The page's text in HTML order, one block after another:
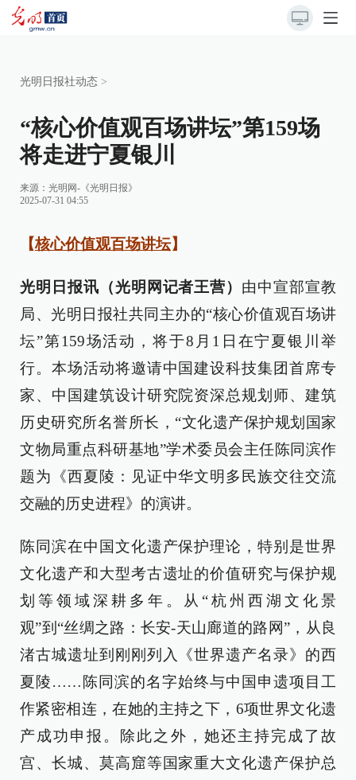
光明日报社动态 >
“核心价值观百场讲坛”第159场
将走进宁夏银川
来源： 光明网-《光明日报》
2025-07-31 04:55
【核心价值观百场讲坛】
光明日报讯（光明网记者王营） 由中宣部宣教
局、光明日报社共同主办的“核心价值观百场讲
坛”第159场活动，将于8月1日在宁夏银川举
行。本场活动将邀请中国建设科技集团首席专
家、中国建筑设计研究院资深总规划师、建筑
历史研究所名誉所长，“文化遗产保护规划国家
文物局重点科研基地”学术委员会主任陈同滨作
题为《西夏陵：见证中华文明多民族交往交流
交融的历史进程》的演讲。
陈同滨在中国文化遗产保护理论，特别是世界
文化遗产和大型考古遗址的价值研究与保护规
划等领域深耕多年。从“杭州西湖文化景
观”到“丝绸之路：长安-天山廊道的路网”，从良
渚古城遗址到刚刚列入《世界遗产名录》的西
夏陵……陈同滨的名字始终与中国申遗项目工
作紧密相连，在她的主持之下，6项世界文化遗
产成功申报。除此之外，她还主持完成了故
宫、长城、莫高窟等国家重大文化遗产保护总